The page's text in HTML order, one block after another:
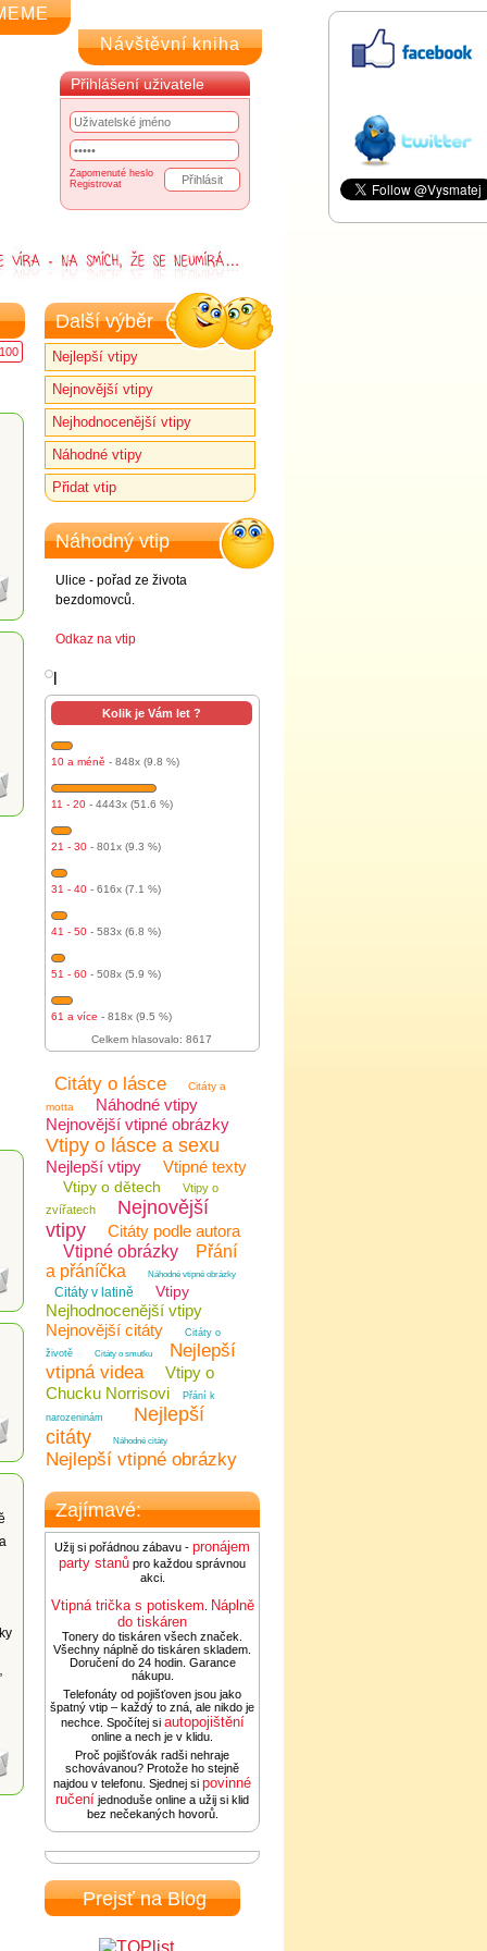
Návštěvní kniha
Přihlášení uživatele
Zapomenuté heslo
Registrovat
100
Další výběr
Nejlepší vtipy
Nejnovější vtipy
Nejhodnocenější vtipy
Náhodné vtipy
Přidat vtip
Náhodný vtip
Ulice - pořad ze života
bezdomovců.
Odkaz na vtip
Kolik je Vám let ?
10 a méně - 848x (9.8 %)
11 - 20 - 4443x (51.6 %)
21 - 30 - 801x (9.3 %)
31 - 40 - 616x (7.1 %)
41 - 50 - 583x (6.8 %)
51 - 60 - 508x (5.9 %)
61 a více - 818x (9.5 %)
Celkem hlasovalo: 8617
Citáty o lásce
Citáty a
motta
Náhodné vtipy
Nejnovější vtipné obrázky
Vtipy o lásce a sexu
Nejlepší vtipy Vtipné texty
Vtipy o dětech
Vtipy o
zvířatech
Nejnovější
vtipy
Citáty podle autora
Vtipné obrázky
Přání
a přáníčka
Náhodné vtipné obrázky
Citáty v latině Vtipy
Nejhodnocenější vtipy
Nejnovější citáty
Citáty o
životě
Citáty o smutku
Nejlepší
vtipná videa
Vtipy o
Chucku Norrisovi
Přání k
narozeninám
Nejlepší
citáty
Náhodné citáty
Nejlepší vtipné obrázky
Zajímavé:
Užij si pořádnou zábavu - pronájem
party stanů pro každou správnou
akci.
Vtipná trička s potiskem Náplně
do tiskáren
Tonery do tiskáren všech značek.
Všechny náplně do tiskáren skladem.
Doručení do 24 hodin. Garance
nákupu.
Telefonáty od pojišťoven jsou jako
špatný vtip – každý to zná, ale nikdo je
nechce. Spočítej si autopojištění
online a nech je v klidu.
Proč pojišťovák radši nehraje
schovávanou? Protože ho stejně
najdou v telefonu. Sjednej si povinné
ručení jednoduše online a užij si klid
bez nečekaných hovorů.
Prejsť na Blog